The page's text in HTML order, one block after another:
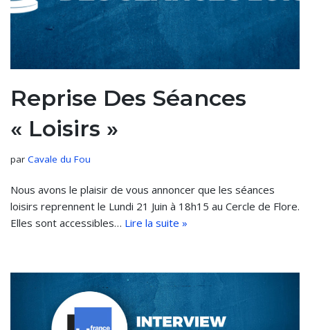
Reprise Des Séances
« Loisirs »
par Cavale du Fou
Nous avons le plaisir de vous annoncer que les séances
loisirs reprennent le Lundi 21 Juin à 18h15 au Cercle de Flore.
Elles sont accessibles… Lire la suite »